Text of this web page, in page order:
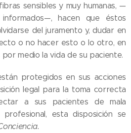
sensibles y muy humanas, —
hacen que éstos
del juramento y, dudar en
o no hacer esto o lo otro, en
medio la vida de su paciente.
protegidos en sus acciones
legal para la toma correcta
a sus pacientes de mala
esta disposición se